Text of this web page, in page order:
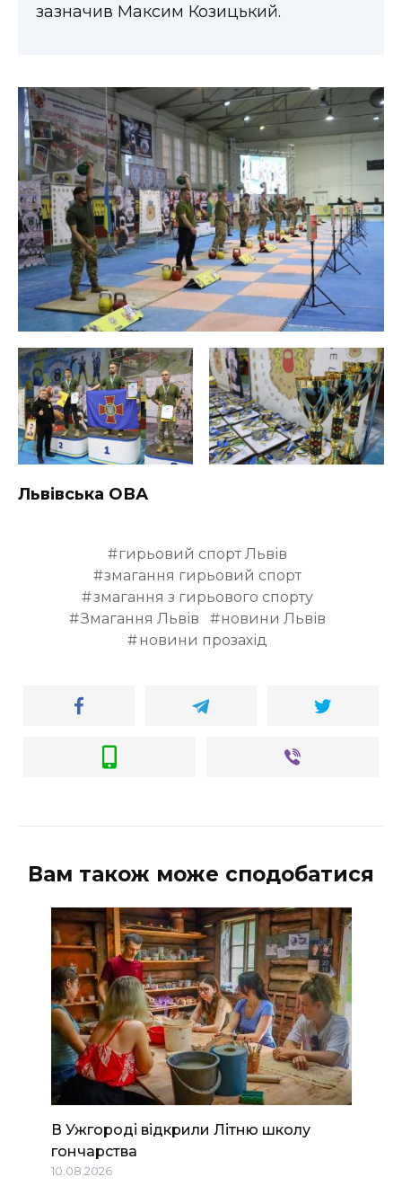
зазначив Максим Козицький.
Львівська ОВА
гирьовий спорт Львів
змагання гирьовий спорт
змагання з гирьового спорту
Змагання Львів
новини Львів
новини прозахід
Вам також може сподобатися
В Ужгороді відкрили Літню школу
гончарства
10.08.2026